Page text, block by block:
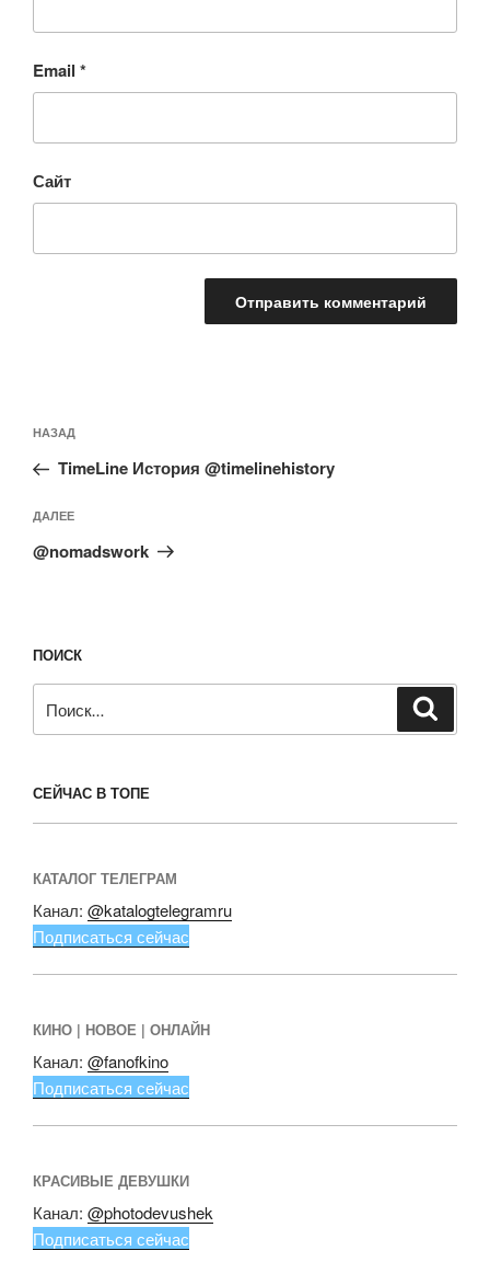
Email *
Сайт
по
записям
Предыдущая
запись:
НАЗАД
TimeLine История @timelinehistory
Следующая
запись
ДАЛЕЕ
@nomadswork
ПОИСК
СЕЙЧАС В ТОПЕ
КАТАЛОГ ТЕЛЕГРАМ
Канал: @katalogtelegramru
Подписаться сейчас
КИНО | НОВОЕ | ОНЛАЙН
Канал: @fanofkino
Подписаться сейчас
КРАСИВЫЕ ДЕВУШКИ
Канал: @photodevushek
Подписаться сейчас